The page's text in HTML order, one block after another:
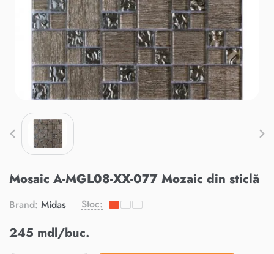
Mosaic A-MGL08-XX-077 Mozaic din sticlă
Brand: Midas Stoc:
245 mdl/buc.